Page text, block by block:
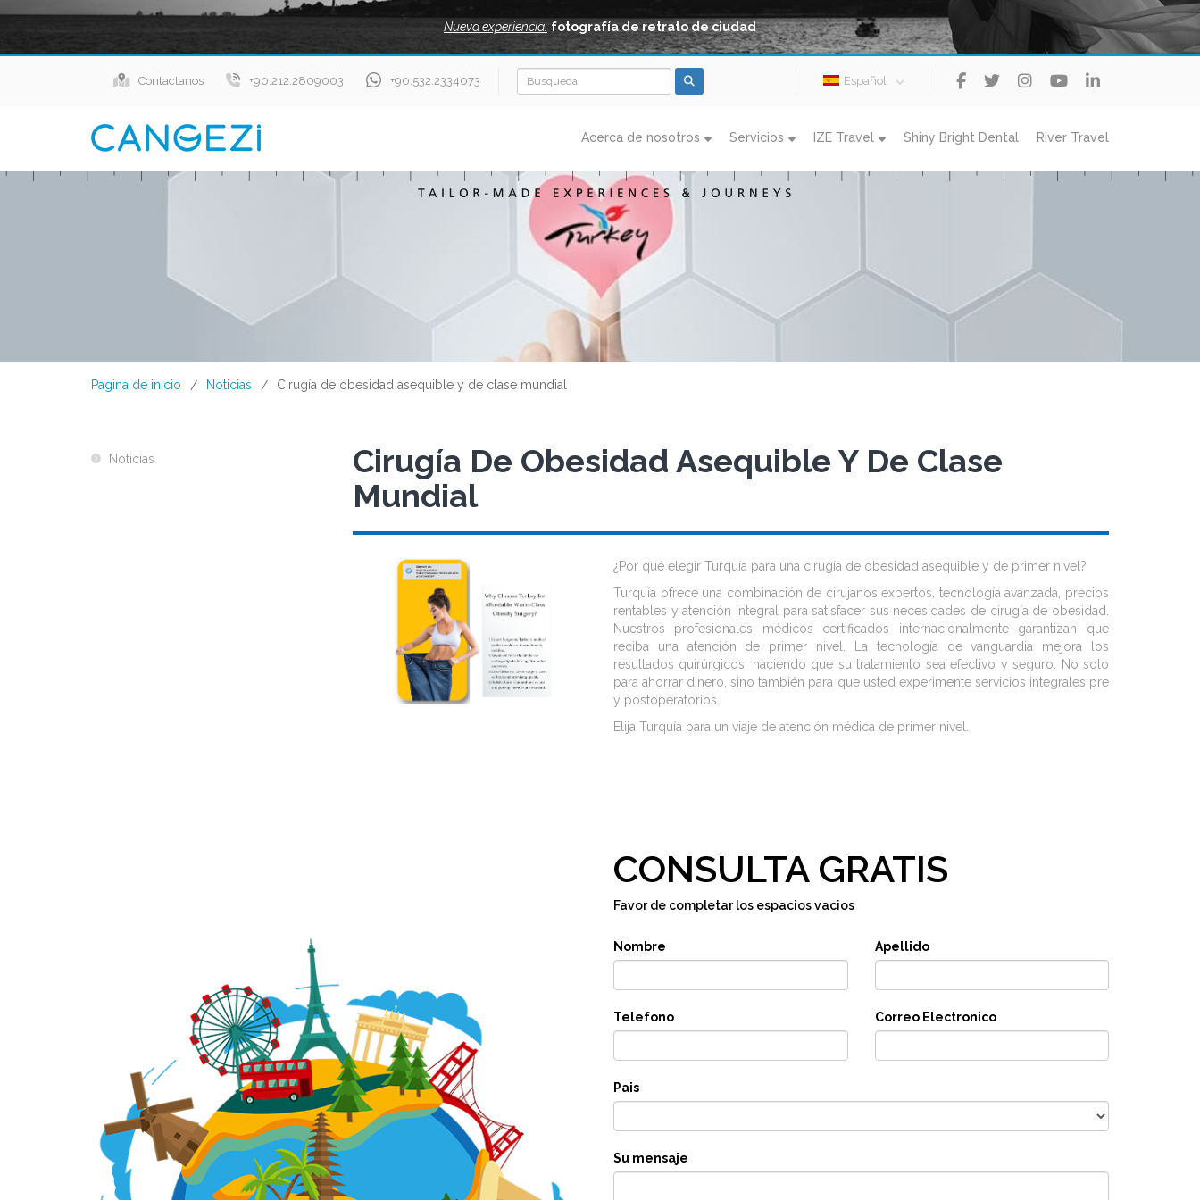
Nueva experiencia: fotografía de retrato de ciudad
Contactanos +90.212.2809003 +90.532.2334073 Español
Acerca de nosotros Servicios IZE Travel Shiny Bright Dental River Travel
Pagina de inicio / Noticias / Cirugía de obesidad asequible y de clase mundial
Noticias
Cirugía De Obesidad Asequible Y De Clase
Mundial
¿Por qué elegir Turquía para una cirugía de obesidad asequible y de primer nivel?
Turquía ofrece una combinación de cirujanos expertos, tecnología avanzada, precios
rentables y atención integral para satisfacer sus necesidades de cirugía de obesidad.
Nuestros profesionales médicos certificados internacionalmente garantizan que
reciba una atención de primer nivel. La tecnología de vanguardia mejora los
resultados quirúrgicos, haciendo que su tratamiento sea efectivo y seguro. No solo
para ahorrar dinero, sino también para que usted experimente servicios integrales pre
y postoperatorios.
Elija Turquía para un viaje de atención médica de primer nivel.
CONSULTA GRATIS
Favor de completar los espacios vacios
Nombre Apellido
Telefono Correo Electronico
Pais
Su mensaje